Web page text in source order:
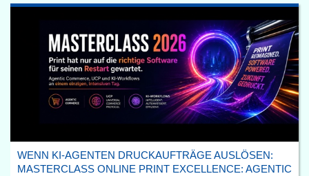
WENN KI-AGENTEN DRUCKAUFTRÄGE AUSLÖSEN:
MASTERCLASS ONLINE PRINT EXCELLENCE: AGENTIC